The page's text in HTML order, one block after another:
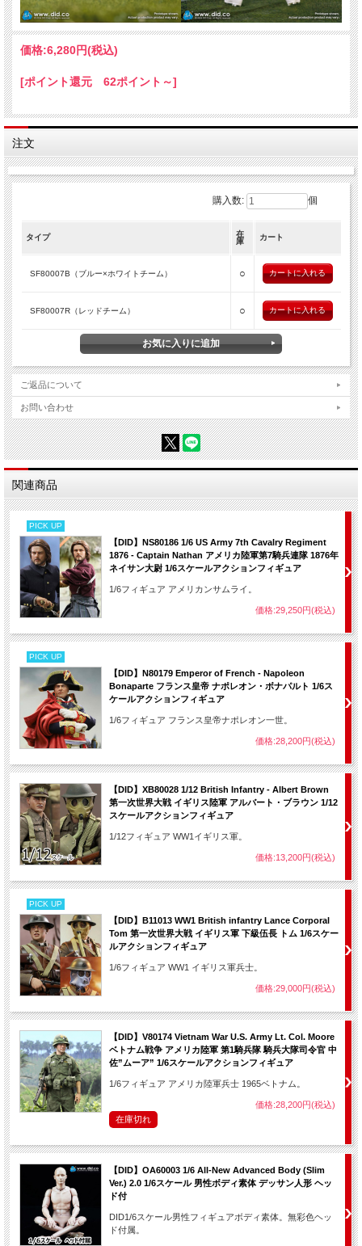
価格:6,280円(税込)
[ポイント還元 62ポイント～]
注文
購入数: 個
タイプ
在
庫
カート
SF80007B（ブルー×ホワイトチーム） ○
SF80007R（レッドチーム） ○
ご返品について
お問い合わせ
関連商品
PICK UP
【DID】NS80186 1/6 US Army 7th Cavalry Regiment
1876 - Captain Nathan アメリカ陸軍第7騎兵連隊 1876年
ネイサン大尉 1/6スケールアクションフィギュア
1/6フィギュア アメリカンサムライ。
価格:29,250円(税込)
PICK UP
【DID】N80179 Emperor of French - Napoleon
Bonaparte フランス皇帝 ナポレオン・ボナパルト 1/6ス
ケールアクションフィギュア
1/6フィギュア フランス皇帝ナポレオン一世。
価格:28,200円(税込)
【DID】XB80028 1/12 British Infantry - Albert Brown
第一次世界大戦 イギリス陸軍 アルバート・ブラウン 1/12
スケールアクションフィギュア
1/12フィギュア WW1イギリス軍。
価格:13,200円(税込)
PICK UP
【DID】B11013 WW1 British infantry Lance Corporal
Tom 第一次世界大戦 イギリス軍 下級伍長 トム 1/6スケー
ルアクションフィギュア
1/6フィギュア WW1 イギリス軍兵士。
価格:29,000円(税込)
【DID】V80174 Vietnam War U.S. Army Lt. Col. Moore
ベトナム戦争 アメリカ陸軍 第1騎兵隊 騎兵大隊司令官 中
佐”ムーア” 1/6スケールアクションフィギュア
1/6フィギュア アメリカ陸軍兵士 1965ベトナム。
価格:28,200円(税込)
在庫切れ
【DID】OA60003 1/6 All-New Advanced Body (Slim
Ver.) 2.0 1/6スケール 男性ボディ素体 デッサン人形 ヘッ
ド付
DID1/6スケール男性フィギュアボディ素体。無彩色ヘッ
ド付属。